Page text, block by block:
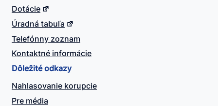
Dotácie
Úradná tabuľa
Telefónny zoznam
Kontaktné informácie
Dôležité odkazy
Nahlasovanie korupcie
Pre média